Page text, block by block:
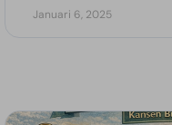
Januari 6, 2025